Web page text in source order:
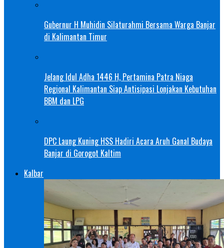
Gubernur H Muhidin Silaturahmi Bersama Warga Banjar
di Kalimantan Timur
Jelang Idul Adha 1446 H, Pertamina Patra Niaga
Regional Kalimantan Siap Antisipasi Lonjakan Kebutuhan
BBM dan LPG
DPC Laung Kuning HSS Hadiri Acara Aruh Ganal Budaya
Banjar di Gorogot Kaltim
Kalbar